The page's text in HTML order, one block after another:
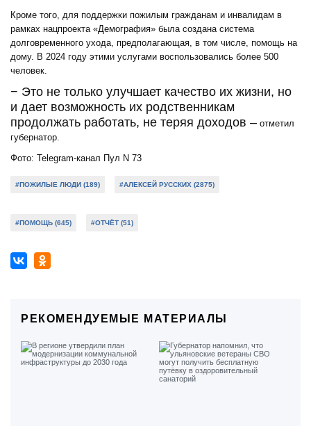
Кроме того, для поддержки пожилым гражданам и инвалидам в
рамках нацпроекта «Демография» была создана система
долговременного ухода, предполагающая, в том числе, помощь на
дому. В 2024 году этими услугами воспользовались более 500
человек.
− Это не только улучшает качество их жизни, но
и дает возможность их родственникам
продолжать работать, не теряя доходов – отметил
губернатор.
Фото: Telegram-канал Пул N 73
#ПОЖИЛЫЕ ЛЮДИ (189) #АЛЕКСЕЙ РУССКИХ (2875)
#ПОМОЩЬ (645) #ОТЧЁТ (51)
РЕКОМЕНДУЕМЫЕ МАТЕРИАЛЫ